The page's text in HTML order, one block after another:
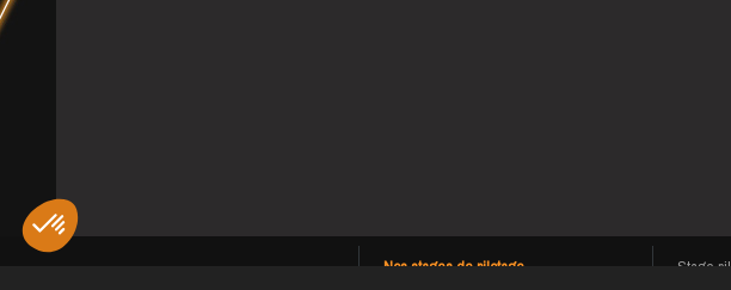
Nos stages de pilotage
Stage